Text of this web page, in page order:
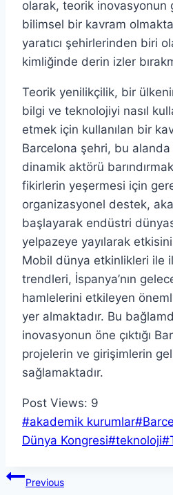
olarak, teorik inovasyonun
bilimsel bir kavram
yaratıcı şehirlerinden biri
kimliğinde derin izler
Teorik yenilikçilik, bir
bilgi ve teknolojiyi nasıl
etmek için kullanılan bir
Barcelona şehri, bu
dinamik aktörü
fikirlerin yeşermesi için
organizasyonel destek,
başlayarak endüstri
yelpazeye yayılarak
Mobil dünya etkinlikleri ile
trendleri, İspanya’nın
hamlelerini etkileyen
yer almaktadır. Bu
inovasyonun öne çıktığı
projelerin ve girişimlerin
sağlamaktadır.
Post Views: 9
Post
Tags:
#akademik kurumlar#
Dünya Kongresi#teknoloji#
YazıPrevious